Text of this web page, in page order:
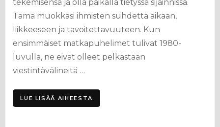
tekemisensä ja olla paikalla tietyssä sijainnissa.
Tämä muokkasi ihmisten suhdetta aikaan,
liikkeeseen ja tavoitettavuuteen. Kun
ensimmäiset matkapuhelimet tulivat 1980-
luvulla, ne eivät olleet pelkästään
viestintävälineitä …
LUE LISÄÄ AIHEESTA